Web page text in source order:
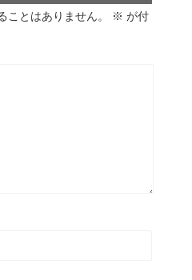
ことはありません。 ※ が付